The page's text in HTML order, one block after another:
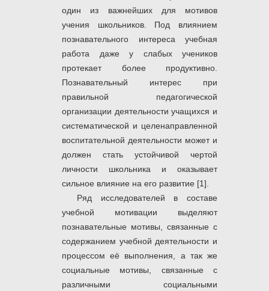
один из важнейших для мотивов
учения школьников. Под влиянием
познавательного интереса учебная
работа даже у слабых учеников
протекает более продуктивно.
Познавательный интерес при
правильной педагогической
организации деятельности учащихся и
систематической и целенаправленной
воспитательной деятельности может и
должен стать устойчивой чертой
личности школьника и оказывает
сильное влияние на его развитие [1].
Ряд исследователей в составе
учебной мотивации выделяют
познавательные мотивы, связанные с
содержанием учебной деятельности и
процессом её выполнения, а так же
социальные мотивы, связанные с
различными социальными